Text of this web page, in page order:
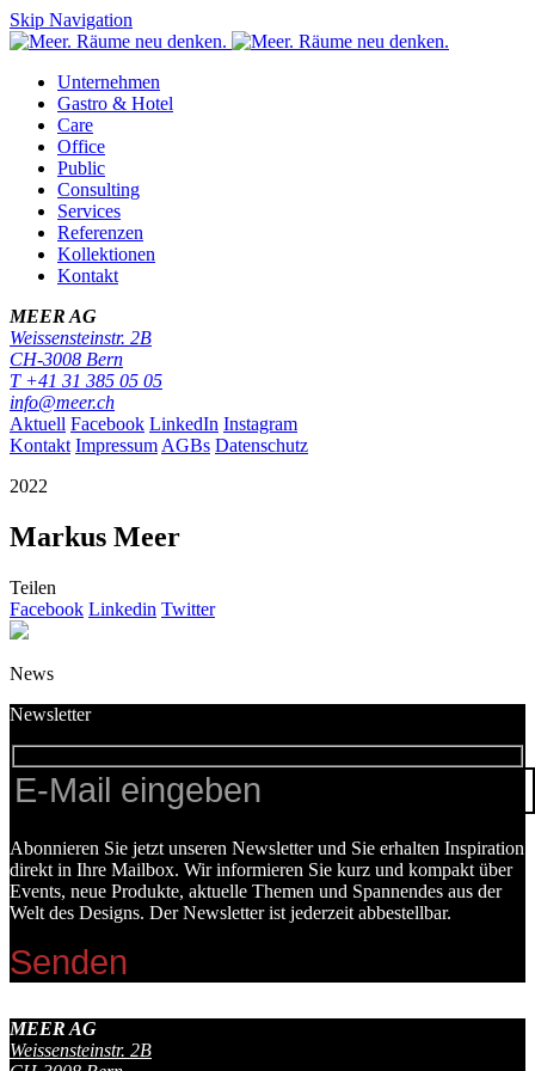
Skip Navigation
Unternehmen
Gastro & Hotel
Care
Office
Public
Consulting
Services
Referenzen
Kollektionen
Kontakt
MEER AG
Weissensteinstr. 2B
CH-3008 Bern
T +41 31 385 05 05
info@meer.ch
Aktuell Facebook LinkedIn Instagram
Kontakt Impressum AGBs Datenschutz
2022
Markus Meer
Teilen
Facebook Linkedin Twitter
News
Newsletter
Abonnieren Sie jetzt unseren Newsletter und Sie erhalten Inspiration
direkt in Ihre Mailbox. Wir informieren Sie kurz und kompakt über
Events, neue Produkte, aktuelle Themen und Spannendes aus der
Welt des Designs. Der Newsletter ist jederzeit abbestellbar.
MEER AG
Weissensteinstr. 2B